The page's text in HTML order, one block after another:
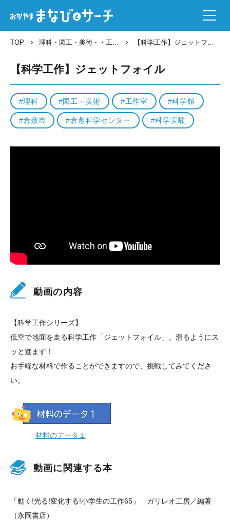
TOP 理科 図工・美術 ・ 工作室 科学館
【科学工作】ジェットフォイル
【科学工作】ジェットフォイル
理科 図工・美術 工作室 科学館
倉敷市 倉敷科学センター 科学実験
動画の内容
【科学工作シリーズ】
低空で地面を走る科学工作「ジェットフォイル」。滑るようにス
ッと進ます！
お手軽な材料で作ることができますので、挑戦してみてくださ
い。
材料のデータ１
動画に関連する本
「動く!光る!変化する!小学生の工作65」 ガリレオ工房／編著
（永岡書店）